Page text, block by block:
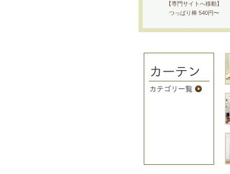
【専門サイトへ移動】
つっぱり棒 540円〜